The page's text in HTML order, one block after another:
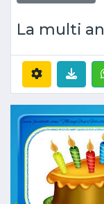
La multi